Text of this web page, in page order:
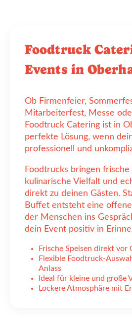
Foodtruck
Events in
Ob Firmenfeier,
Mitarbeiterfest, Messe
Foodtruck Catering ist in
perfekte Lösung, wenn
professionell und
Foodtrucks bringen
kulinarische Vielfalt und
direkt zu deinen Gästen.
Buffet entsteht eine
der Menschen ins
dein Event positiv in
Frische Speisen direkt vor
Flexible Foodtruck-
Anlass
Ideal für kleine und große
Lockere Atmosphäre mit